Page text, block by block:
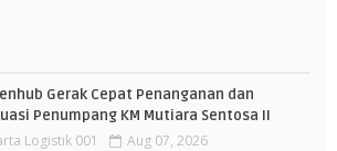
Gerak Cepat Penanganan dan
Penumpang KM Mutiara Sentosa II
Logistik 001 Aug 07, 2026